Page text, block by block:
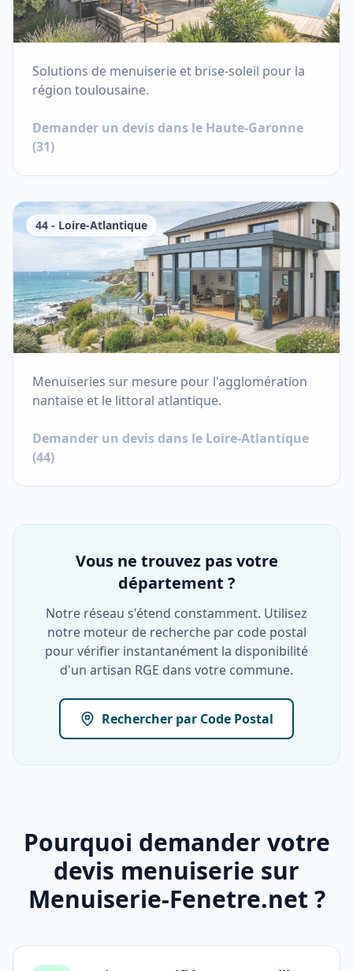
Solutions de menuiserie et brise-soleil pour la
région toulousaine.
Demander un devis dans le Haute-Garonne
(31)
44 - Loire-Atlantique
Menuiseries sur mesure pour l'agglomération
nantaise et le littoral atlantique.
Demander un devis dans le Loire-Atlantique
(44)
Vous ne trouvez pas votre
département ?
Notre réseau s'étend constamment. Utilisez
notre moteur de recherche par code postal
pour vérifier instantanément la disponibilité
d'un artisan RGE dans votre commune.
Rechercher par Code Postal
Pourquoi demander votre
devis menuiserie sur
Menuiserie-Fenetre.net ?